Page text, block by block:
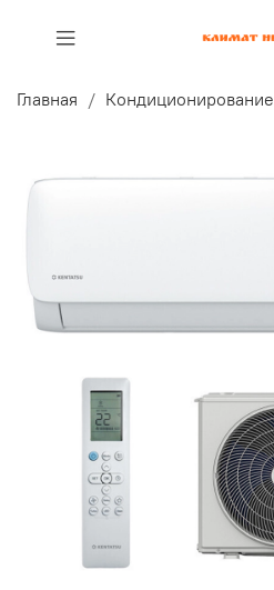
Главная Кондиционирование